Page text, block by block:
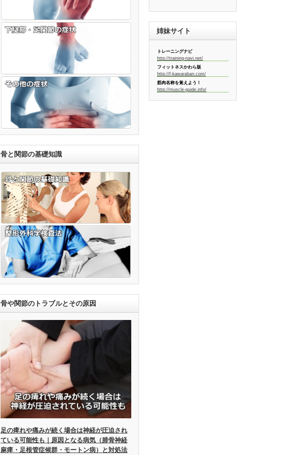
骨と関節の基礎知識
骨や関節のトラブルとその原因
足の痺れや痛みが続く場合は神経が圧迫され
ている可能性も｜原因となる病気（腓骨神経
麻痺・足根管症候群・モートン病）と対処法
姉妹サイト
トレーニングナビ
http://training-navi.net/
フィットネスかわら版
http://f-kawaraban.com/
筋肉名称を覚えよう！
http://muscle-guide.info/